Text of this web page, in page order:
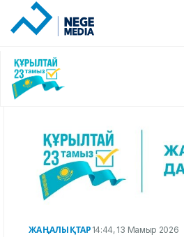
ЖАҢАЛЫҚТАР 14:44, 13 Мамыр 2026